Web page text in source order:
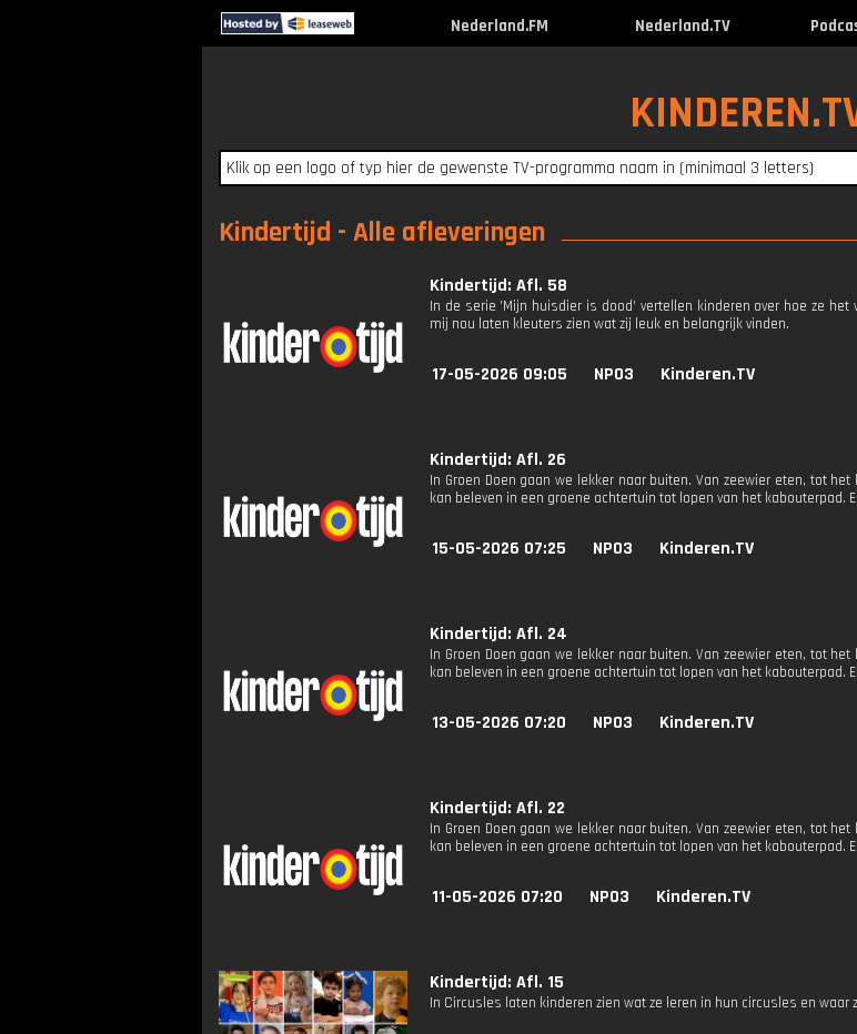
Nederland.FM Nederland.TV
Kindertijd - Alle afleveringen
Kindertijd: Afl. 58
In de serie 'Mijn huisdier is dood' vertellen kinderen over hoe ze
mij nou laten kleuters zien wat zij leuk en belangrijk vinden.
17-05-2026 09:05 NPO3 Kinderen.TV
Kindertijd: Afl. 26
In Groen Doen gaan we lekker naar buiten. Van zeewier eten, tot
kan beleven in een groene achtertuin tot lopen van het kabouterpad.
15-05-2026 07:25 NPO3 Kinderen.TV
Kindertijd: Afl. 24
In Groen Doen gaan we lekker naar buiten. Van zeewier eten, tot
kan beleven in een groene achtertuin tot lopen van het kabouterpad.
13-05-2026 07:20 NPO3 Kinderen.TV
Kindertijd: Afl. 22
In Groen Doen gaan we lekker naar buiten. Van zeewier eten, tot
kan beleven in een groene achtertuin tot lopen van het kabouterpad.
11-05-2026 07:20 NPO3 Kinderen.TV
Kindertijd: Afl. 15
In Circusles laten kinderen zien wat ze leren in hun circusles en waar